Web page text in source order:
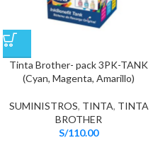
Tinta Brother- pack 3PK-TANK
(Cyan, Magenta, Amarillo)
SUMINISTROS, TINTA, TINTA
BROTHER
S/110.00